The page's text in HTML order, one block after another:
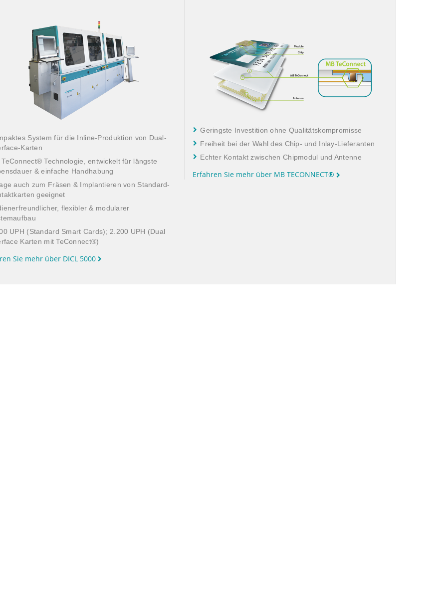
System für die Inline-Produktion von Dual-
Karten
TeConnect® Technologie, entwickelt für längste
& einfache Handhabung
auch zum Fräsen & Implantieren von Standard-
geeignet
flexibler & modularer
UPH (Standard Smart Cards); 2.200 UPH (Dual
Karten mit TeConnect®)
Sie mehr über DICL 5000
Geringste Investition ohne Qualitätskompromisse
Freiheit bei der Wahl des Chip- und Inlay-Lieferanten
Echter Kontakt zwischen Chipmodul und Antenne
Erfahren Sie mehr über MB TECONNECT®